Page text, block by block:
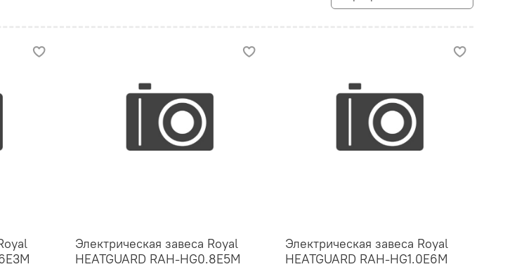
Электрическая завеса Royal
HEATGUARD RAH-HG0.8E5M
Электрическая завеса Royal
HEATGUARD RAH-HG1.0E6M